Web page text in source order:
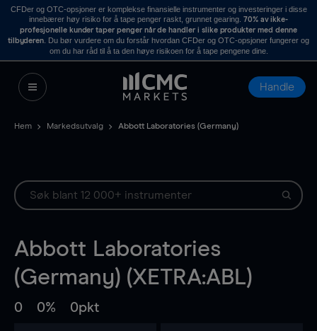
CFDer og OTC-opsjoner er komplekse finansielle instrumenter og investeringer i disse
innebærer høy risiko for å tape penger raskt, grunnet gearing. 70% av ikke-
profesjonelle kunder taper penger når de handler i slike produkter med denne
tilbyderen . Du bør vurdere om du forstår hvordan CFDer og OTC-opsjoner fungerer og
om du har råd til å ta den høye risikoen for å tape pengene dine.
Handle
Hem Markedsutvalg Abbott Laboratories (Germany)
Abbott Laboratories
(Germany) (XETRA:ABL)
0 0% 0pkt